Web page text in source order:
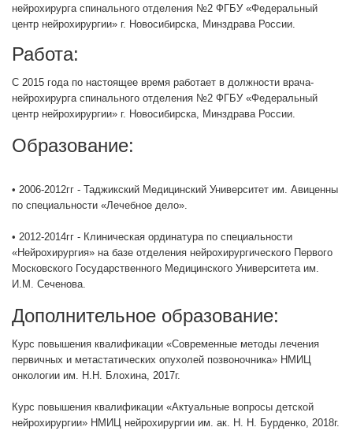
нейрохирурга спинального отделения №2 ФГБУ «Федеральный
центр нейрохирургии» г. Новосибирска, Минздрава России.
Работа:
С 2015 года по настоящее время работает в должности врача-
нейрохирурга спинального отделения №2 ФГБУ «Федеральный
центр нейрохирургии» г. Новосибирска, Минздрава России.
Образование:
• 2006-2012гг - Таджикский Медицинский Университет им. Авиценны
по специальности «Лечебное дело».
• 2012-2014гг - Клиническая ординатура по специальности
«Нейрохирургия» на базе отделения нейрохирургического Первого
Московского Государственного Медицинского Университета им.
И.М. Сеченова.
Дополнительное образование:
Курс повышения квалификации «Современные методы лечения
первичных и метастатических опухолей позвоночника» НМИЦ
онкологии им. Н.Н. Блохина, 2017г.
Курс повышения квалификации «Актуальные вопросы детской
нейрохирургии» НМИЦ нейрохирургии им. ак. Н. Н. Бурденко, 2018г.